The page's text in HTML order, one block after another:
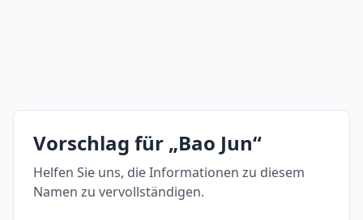
Vorschlag für „Bao Jun“
Helfen Sie uns, die Informationen zu diesem
Namen zu vervollständigen.